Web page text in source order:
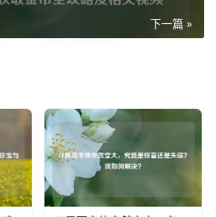
多样的战术。
的不仅仅是强大的火力压制，更是
陷阵时，心中充满了自信与斗志，
次在枪林弹雨中穿梭而过，黄金琴
利的乐章，它见证了玩家在逆战世界
玩家在这个充满挑战的游戏世界中不
戏中的一个传奇符号，它以独特的
下一篇 »